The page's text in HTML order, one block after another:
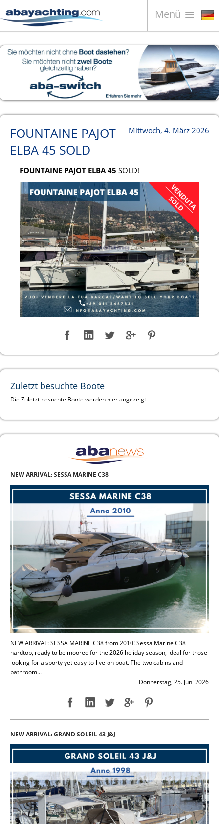
Menü
Boote zum Verkauf
Unternehmen
Boote Verkaufen
News
Video Mittwoch, 4. März 2026
FOUNTAINE PAJOT
ELBA 45 SOLD
FOUNTAINE PAJOT ELBA 45 SOLD!
Zuletzt besuchte Boote
Die Zuletzt besuchte Boote werden hier angezeigt
NEW ARRIVAL: SESSA MARINE C38
NEW ARRIVAL: SESSA MARINE C38 from 2010! Sessa Marine C38
hardtop, ready to be moored for the 2026 holiday season, ideal for those
looking for a sporty yet easy-to-live-on boat. The two cabins and
bathroom...
Donnerstag, 25. Juni 2026
NEW ARRIVAL: GRAND SOLEIL 43 J&J